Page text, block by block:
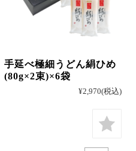
手延べ極細うどん絹ひめ
(80g×2束)×6袋
¥2,970(税込)